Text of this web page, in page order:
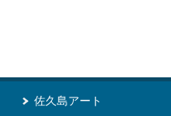
佐久島アート